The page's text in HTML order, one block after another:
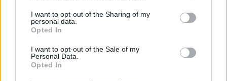
I want to opt-out of the Sharing of my
personal data.
Opted In
I want to opt-out of the Sale of my
Personal Data.
Opted In
ενημέρωσης- Ξεκίνησε το πενταετές πρόγραμμα
ενίσχυσης του Τύπου
Χρηματιστήριο: Πτώση κατά 0,59%, στα 320,42
εκατ. ευρώ ο τζίρος